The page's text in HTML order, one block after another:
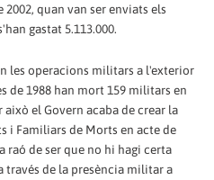
quan van ser enviats els
gastat 5.113.000.
les operacions militars a l'exterior
de 1988 han mort 159 militars en
el Govern acaba de crear la
i Familiars de Morts en acte de
de ser que no hi hagi certa
de la presència militar a